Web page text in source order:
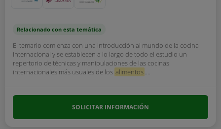
Relacionado con esta temática
El temario comienza con una introducción al mundo de la cocina
internacional y se establecen a lo largo de todo el estudio un
repertorio de técnicas y manipulaciones de las cocinas
internacionales más usuales de los alimentos....
SOLICITAR INFORMACIÓN